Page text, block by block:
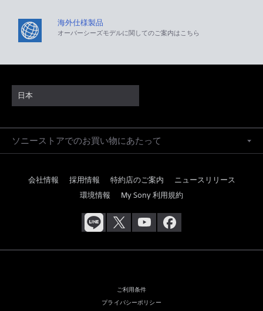
海外仕様製品
オーバーシーズモデルに関してのご案内はこちら
日本
ソニーストアでのお買い物にあたって
会社情報 採用情報 特約店のご案内
ニュースリリース
環境情報
My Sony 利用規約
ご利用条件
プライバシーポリシー